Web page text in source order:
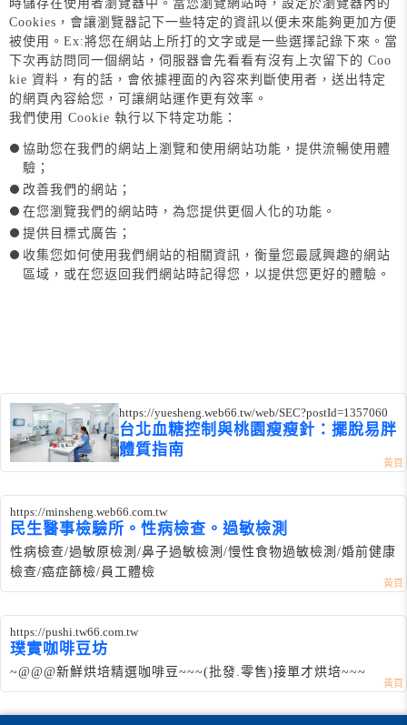
時儲存在使用者瀏覽器中。當您瀏覽網站時，設定於瀏覽器內的
Cookies，會讓瀏覽器記下一些特定的資訊以便未來能夠更加方便
被使用。Ex:將您在網站上所打的文字或是一些選擇記錄下來。當
下次再訪問同一個網站，伺服器會先看看有沒有上次留下的 Coo
kie 資料，有的話，會依據裡面的內容來判斷使用者，送出特定
的網頁內容給您，可讓網站運作更有效率。
我們使用 Cookie 執行以下特定功能：
協助您在我們的網站上瀏覽和使用網站功能，提供流暢使用體
驗；
改善我們的網站；
在您瀏覽我們的網站時，為您提供更個人化的功能。
提供目標式廣告；
收集您如何使用我們網站的相關資訊，衡量您最感興趣的網站
區域，或在您返回我們網站時記得您，以提供您更好的體驗。
https://yuesheng.web66.tw/web/SEC?postId=1357060
台北血糖控制與桃園瘦瘦針：擺脫易胖
體質指南
https://minsheng.web66.com.tw
民生醫事檢驗所。性病檢查。過敏檢測
性病檢查/過敏原檢測/鼻子過敏檢測/慢性食物過敏檢測/婚前健康
檢查/癌症篩檢/員工體檢
https://pushi.tw66.com.tw
璞實咖啡豆坊
~@@@新鮮烘培精選咖啡豆~~~(批發.零售)接單才烘培~~~